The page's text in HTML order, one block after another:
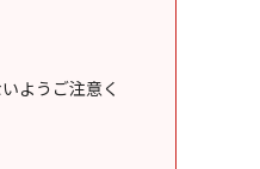
ようご注意く